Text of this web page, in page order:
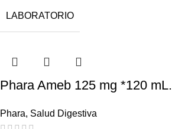
LABORATORIO
Phara Ameb 125 mg *120 mL.
Phara, Salud Digestiva